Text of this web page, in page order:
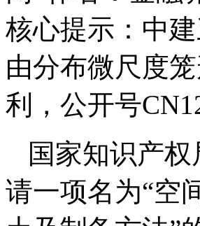
核心提示：中
由分布微尺度
利，公开号
国家知识产
请一项名为“空